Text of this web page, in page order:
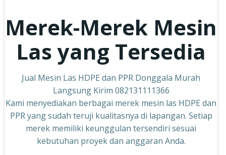
Merek-Merek Mesin
Las yang Tersedia
Jual Mesin Las HDPE dan PPR Donggala Murah
Langsung Kirim 082131111366
Kami menyediakan berbagai merek mesin las HDPE dan
PPR yang sudah teruji kualitasnya di lapangan. Setiap
merek memiliki keunggulan tersendiri sesuai
kebutuhan proyek dan anggaran Anda.